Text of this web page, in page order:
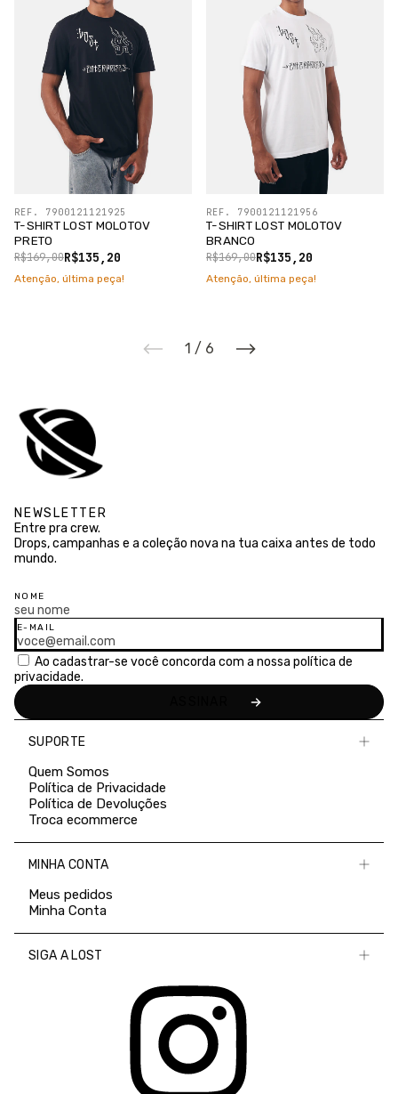
T-SHIRT LOST MOLOTOV
PRETO
R$135,20
R$169,00
REF. 7900121121925
Atenção, última peça!
T-SHIRT LOST MOLOTOV
BRANCO
R$135,20
R$169,00
REF. 7900121121956
Atenção, última peça!
1 / 6
NEWSLETTER
Entre pra crew.
Drops, campanhas e a coleção nova na tua caixa antes de todo
mundo.
NOME
E-MAIL
Ao cadastrar-se você concorda com a nossa política de
privacidade.
SUPORTE
Quem Somos
Política de Privacidade
Política de Devoluções
Troca ecommerce
MINHA CONTA
Meus pedidos
Minha Conta
SIGA A LOST